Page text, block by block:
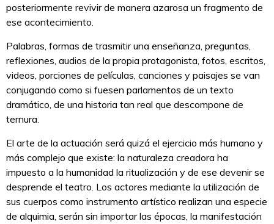
posteriormente revivir de manera azarosa un fragmento de
ese acontecimiento.
Palabras, formas de trasmitir una enseñanza, preguntas,
reflexiones, audios de la propia protagonista, fotos, escritos,
videos, porciones de películas, canciones y paisajes se van
conjugando como si fuesen parlamentos de un texto
dramático, de una historia tan real que descompone de
ternura.
El arte de la actuación será quizá el ejercicio más humano y
más complejo que existe: la naturaleza creadora ha
impuesto a la humanidad la ritualización y de ese devenir se
desprende el teatro. Los actores mediante la utilización de
sus cuerpos como instrumento artístico realizan una especie
de alquimia, serán sin importar las épocas, la manifestación